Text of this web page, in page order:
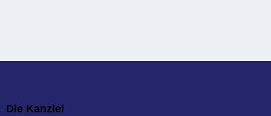
Die Kanzlei